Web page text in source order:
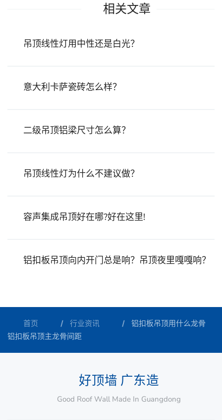
相关文章
吊顶线性灯用中性还是白光？
意大利卡萨瓷砖怎么样？
二级吊顶铝梁尺寸怎么算？
吊顶线性灯为什么不建议做？
容声集成吊顶好在哪?好在这里!
铝扣板吊顶向内开门总是响？吊顶夜里嘎嘎响？
首页 行业资讯
铝扣板吊顶用什么龙骨
铝扣板吊顶主龙骨间距
好顶墙 广东造
Good Roof Wall Made In Guangdong